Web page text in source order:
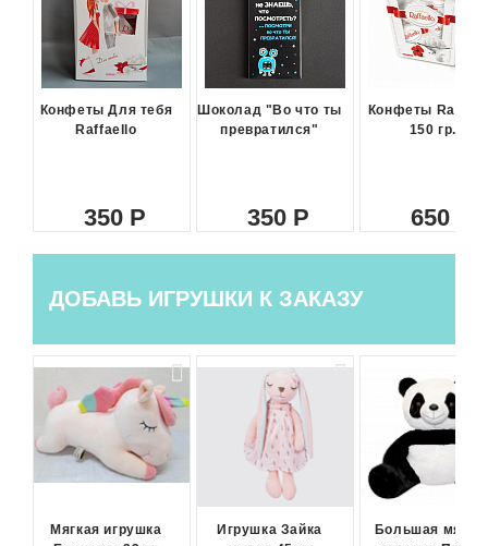
Конфеты Для тебя
Raffaello
350
Шоколад "Во что ты
превратился"
350
Конфеты
150 гр.
650
ДОБАВЬ ИГРУШКИ К ЗАКАЗУ
Мягкая игрушка
Игрушка Зайка
Большая